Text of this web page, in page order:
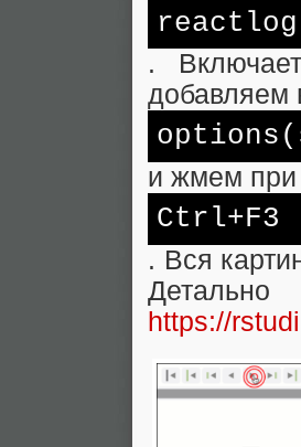
reactlog
.
добавляем
и жмем
Ctrl+F3
. Вся
https://